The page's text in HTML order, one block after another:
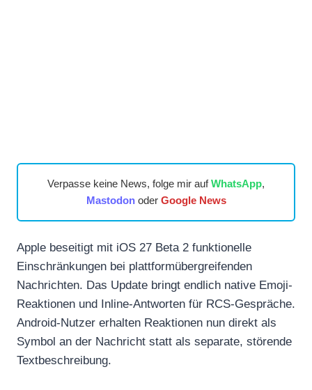
Verpasse keine News, folge mir aufWhatsApp,
Mastodonoder Google News
Apple beseitigt mit iOS 27 Beta 2 funktionelle
Einschränkungen bei plattformübergreifenden
Nachrichten. Das Update bringt endlich native Emoji-
Reaktionen und Inline-Antworten für RCS-Gespräche.
Android-Nutzer erhalten Reaktionen nun direkt als
Symbol an der Nachricht statt als separate, störende
Textbeschreibung.